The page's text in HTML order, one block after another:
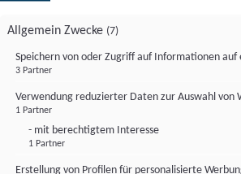
Allgemein Zwecke (7)
Speichern von oder Zugriff auf Informationen auf
3 Partner
Verwendung reduzierter Daten zur Auswahl von
1 Partner
- mit berechtigtem Interesse
1 Partner
Erstellung von Profilen für personalisierte